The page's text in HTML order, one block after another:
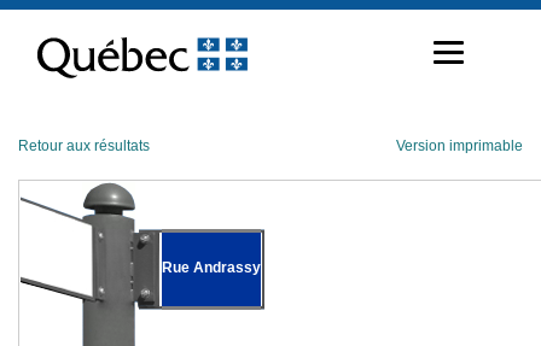
contenu
Retour aux résultats Version imprimable
Rue Andrassy